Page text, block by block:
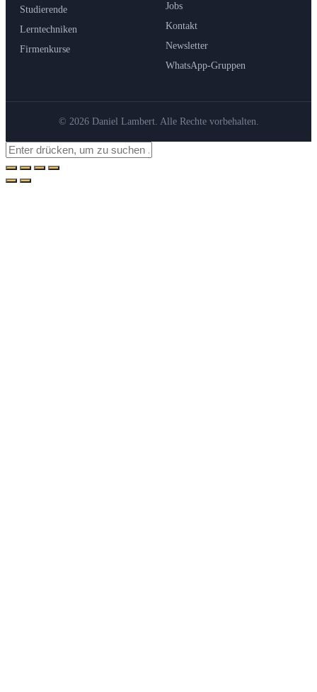
Studierende
Lerntechniken
Firmenkurse
Jobs
Kontakt
Newsletter
WhatsApp-Gruppen
© 2026 Daniel Lambert. Alle Rechte vorbehalten.